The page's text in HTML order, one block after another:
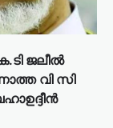
ജലീൽ
വി സി